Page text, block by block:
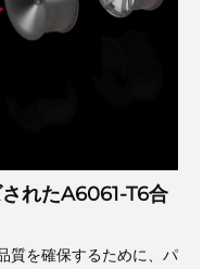
れたA6061-T6合
質を確保するために、パ